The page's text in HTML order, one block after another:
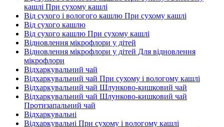
кашлі При сухому кашлі
Від сухого і вологого кашлю При сухому кашлі
Від сухого кашлю
Від сухого кашлю При сухому кашлі
Відновлення мікрофлори у дітей
Відновлення мікрофлори у дітей Для відновлення
мікрофлори
Відхаркувальний чай
Відхаркувальний чай При сухому і вологому кашлі
Відхаркувальний чай Шлунково-кишковий чай
Відхаркувальний чай Шлунково-кишковий чай
Протизапальний чай
Відхаркувальні
Відхаркувальні При сухому і вологому кашлі